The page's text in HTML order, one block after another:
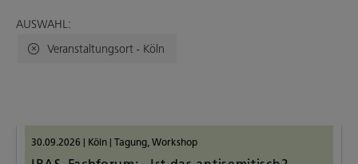
AUSWAHL:
Veranstaltungsort - Köln
30.09.2026 | Köln | Tagung Workshop